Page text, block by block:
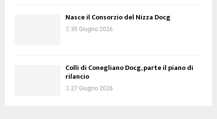
Nasce il Consorzio del Nizza Docg
30 Giugno 2026
Colli di Conegliano Docg, parte il piano di
rilancio
27 Giugno 2026